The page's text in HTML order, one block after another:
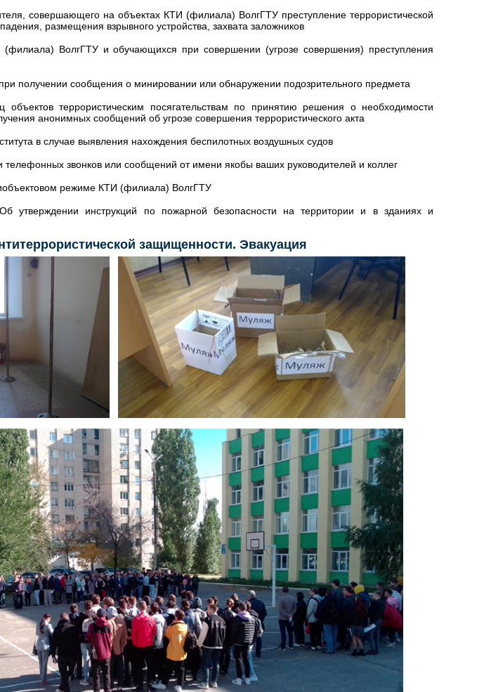
совершающего на объектах КТИ (филиала) ВолгГТУ преступление террористической
размещения взрывного устройства, захвата заложников
ВолгГТУ и обучающихся при совершении (угрозе совершения) преступления
получении сообщения о минировании или обнаружении подозрительного предмета
объектов террористическим посягательствам по принятию решения о необходимости
анонимных сообщений об угрозе совершения террористического акта
в случае выявления нахождения беспилотных воздушных судов
телефонных звонков или сообщений от имени якобы ваших руководителей и коллег
режиме КТИ (филиала) ВолгГТУ
утверждении инструкций по пожарной безопасности на территории и в зданиях и
защищенности. Эвакуация